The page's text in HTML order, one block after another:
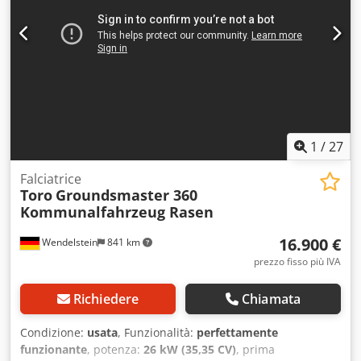
usura. il prezzo consigliato attuale è di 44.900,-€. Il prezzo
netto è di € 23.445 // Prezzo lordo di € 27.900 - Possibilità
di visione/prova su strada! - Spese di spedizione in tutta
1 /27
Wendelstein 841 km
Falciatrice
Toro Groundsmaster 360
Kommunalfahrzeug Rasen
16.900 €
prezzo fisso più IVA
Richiedere Chiamata
Condizione: usata, Funzionalità: perfettamente
funzionante, potenza: 26 kW (35,35 CV), prima